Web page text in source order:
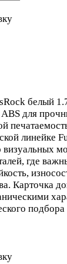
белый
для
линейке
визуальных
где
Карточка
подбора